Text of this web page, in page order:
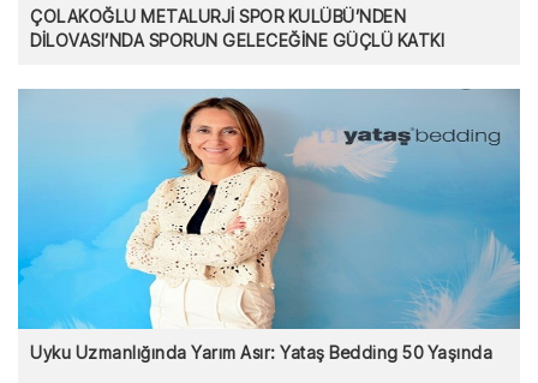
ÇOLAKOĞLU METALURJİ SPOR KULÜBÜ’NDEN
DİLOVASI’NDA SPORUN GELECEĞİNE GÜÇLÜ KATKI
Uyku Uzmanlığında Yarım Asır: Yataş Bedding 50 Yaşında